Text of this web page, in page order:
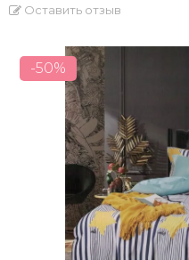
Оставить отзыв
-50%